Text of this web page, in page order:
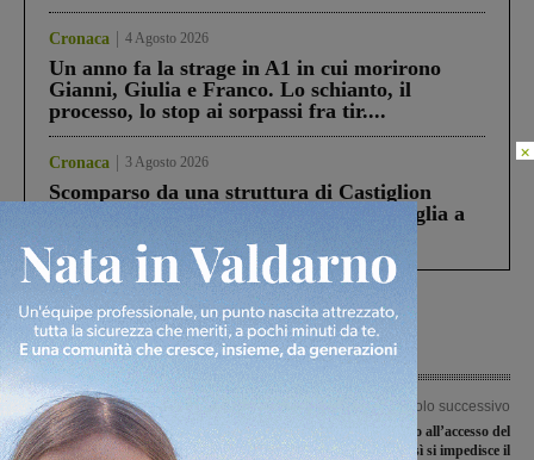
Cronaca 4 Agosto 2026
Un anno fa la strage in A1 in cui morirono
Gianni, Giulia e Franco. Lo schianto, il
processo, lo stop ai sorpassi fra tir....
Cronaca 3 Agosto 2026
Scomparso da una struttura di Castiglion
Fiorentino l’uomo che aveva ucciso la figlia a
Levane nel 2020
Articolo precedente
Il Galli Terranuova vince ad Asciano
69-81 e conquista la salvezza
Articolo successivo
Barriere di cemento all’accesso del
calvalcavia: così si impedisce il
×